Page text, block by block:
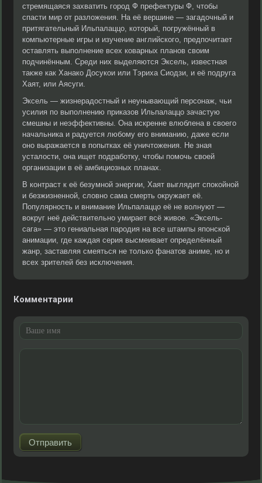
стремящаяся захватить город Ф префектуры Ф, чтобы
спасти мир от разложения. На её вершине — загадочный и
притягательный Ильпалаццо, который, погружённый в
компьютерные игры и изучение английского, предпочитает
оставлять выполнение всех коварных планов своим
подчинённым. Среди них выделяются Эксель, известная
также как Ханако Досукои или Тэриха Сиодзи, и её подруга
Хаят, или Аясуги.
Эксель — жизнерадостный и неунывающий персонаж, чьи
усилия по выполнению приказов Ильпалаццо зачастую
смешны и неэффективны. Она искренне влюблена в своего
начальника и радуется любому его вниманию, даже если
оно выражается в попытках её уничтожения. Не зная
усталости, она ищет подработку, чтобы помочь своей
организации в её амбициозных планах.
В контраст к её безумной энергии, Хаят выглядит спокойной
и безжизненной, словно сама смерть окружает её.
Популярность и внимание Ильпалаццо её не волнуют —
вокруг неё действительно умирает всё живое. «Эксель-
сага» — это гениальная пародия на все штампы японской
анимации, где каждая серия высмеивает определённый
жанр, заставляя смеяться не только фанатов аниме, но и
всех зрителей без исключения.
Комментарии